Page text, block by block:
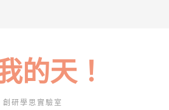
的天！
創研學思實驗室